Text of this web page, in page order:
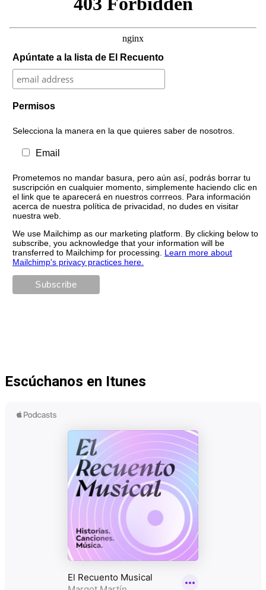
Apúntate a la lista de El Recuento
Permisos
Selecciona la manera en la que quieres saber de nosotros.
Email
Prometemos no mandar basura, pero aún así, podrás borrar tu
suscripción en cualquier momento, simplemente haciendo clic en
el link que te aparecerá en nuestros corrreos. Para información
acerca de nuestra política de privacidad, no dudes en visitar
nuestra web.
We use Mailchimp as our marketing platform. By clicking below to
subscribe, you acknowledge that your information will be
transferred to Mailchimp for processing. Learn more about
Mailchimp's privacy practices here.
Escúchanos en Itunes